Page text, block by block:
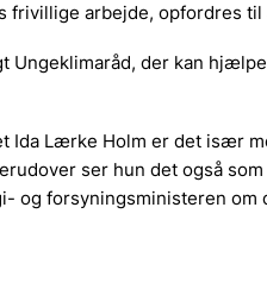
frivillige arbejde, opfordres til
Ungeklimaråd, der kan
Ida Lærke Holm er det især
ser hun det også
og forsyningsministeren om